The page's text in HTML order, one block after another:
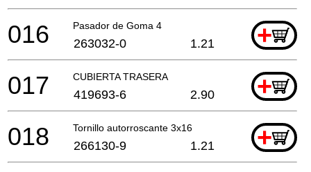
Pasador de Goma 4 +
016 263032-0 1.21
CUBIERTA TRASERA +
017 419693-6 2.90
Tornillo autorroscante 3x16 +
018 266130-9 1.21